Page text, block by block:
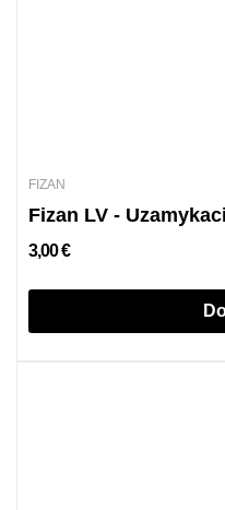
FIZAN
Fizan LV -
3,00 €